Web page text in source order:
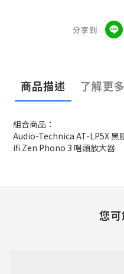
分享到
商品描述 了解更多
組合商品：
Audio-Technica AT-LP5X 黑
ifi Zen Phono 3 唱頭放大器
您